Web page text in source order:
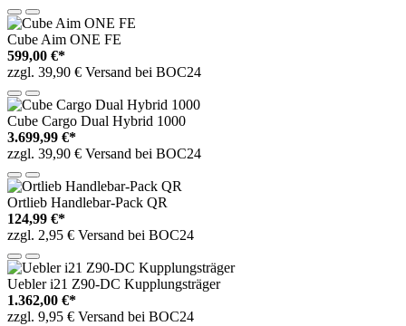
Cube Aim ONE FE
599,00 €*
zzgl. 39,90 € Versand bei BOC24
Cube Cargo Dual Hybrid 1000
3.699,99 €*
zzgl. 39,90 € Versand bei BOC24
Ortlieb Handlebar-Pack QR
124,99 €*
zzgl. 2,95 € Versand bei BOC24
Uebler i21 Z90-DC Kupplungsträger
1.362,00 €*
zzgl. 9,95 € Versand bei BOC24